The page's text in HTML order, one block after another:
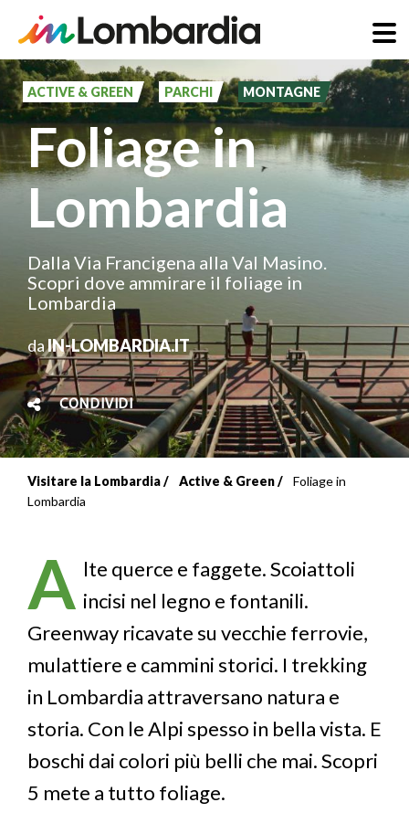
Salta
al
contenuto
principale
ACTIVE & GREEN PARCHI MONTAGNE
Foliage in
Lombardia
Dalla Via Francigena alla Val Masino.
Scopri dove ammirare il foliage in
Lombardia
daIN-LOMBARDIA.IT
CONDIVIDI
Briciole
pane
Visitare la Lombardia Active & Green
Foliage in
Lombardia
A lte querce e faggete. Scoiattoli
incisi nel legno e fontanili.
Greenway ricavate su vecchie ferrovie,
mulattiere e cammini storici. I trekking
in Lombardia attraversano natura e
storia. Con le Alpi spesso in bella vista. E
boschi dai colori più belli che mai. Scopri
5 mete a tutto foliage.